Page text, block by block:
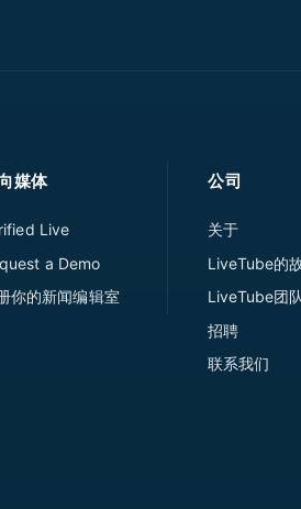
媒体
Live
a Demo
你的新闻编辑室
公司
关于
LiveTube的
LiveTube团队
招聘
联系我们